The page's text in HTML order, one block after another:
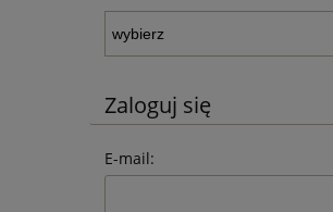
Zaloguj się
E-mail: